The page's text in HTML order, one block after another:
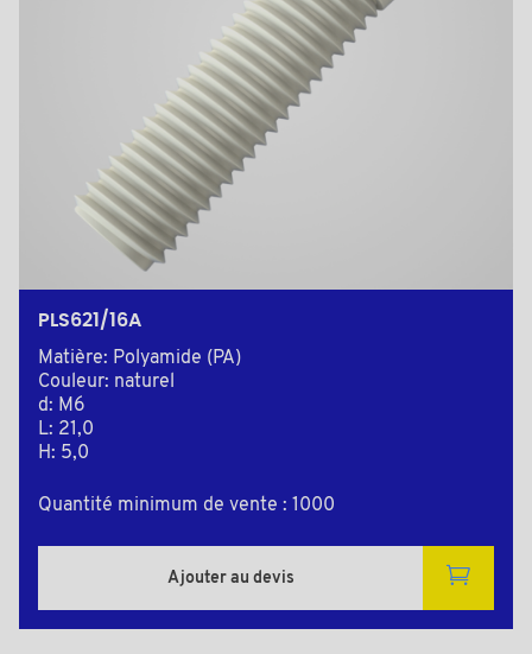
PLS621/16A
Matière: Polyamide (PA)
Couleur: naturel
d: M6
L: 21,0
H: 5,0
Quantité minimum de vente : 1000
Ajouter au devis